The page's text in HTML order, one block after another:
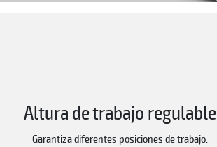
Altura de trabajo regulable
Garantiza diferentes posiciones de trabajo.